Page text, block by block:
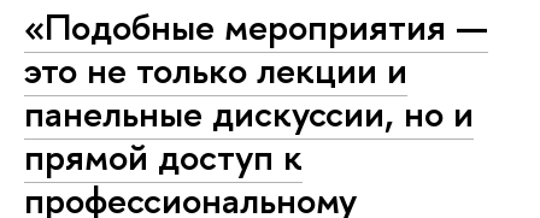
«Подобные мероприятия —
это не только лекции и
панельные дискуссии, но и
прямой доступ к
профессиональному